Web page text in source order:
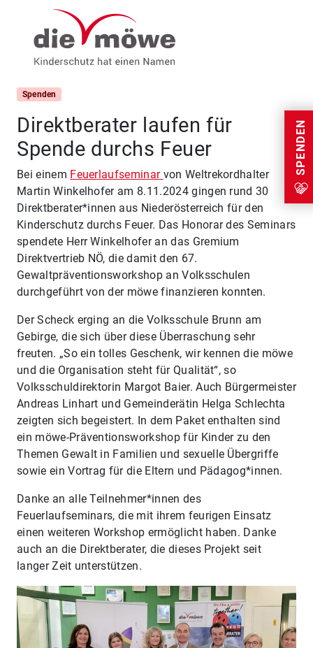
Weiter zum Inhalt
SPENDEN
Spenden
Direktberater laufen für
Spende durchs Feuer
Bei einem Feuerlaufseminar von Weltrekordhalter
Martin Winkelhofer am 8.11.2024 gingen rund 30
Direktberater*innen aus Niederösterreich für den
Kinderschutz durchs Feuer. Das Honorar des Seminars
spendete Herr Winkelhofer an das Gremium
Direktvertrieb NÖ, die damit den 67.
Gewaltpräventionsworkshop an Volksschulen
durchgeführt von der möwe finanzieren konnten.
Der Scheck erging an die Volksschule Brunn am
Gebirge, die sich über diese Überraschung sehr
freuten. „So ein tolles Geschenk, wir kennen die möwe
und die Organisation steht für Qualität“, so
Volksschuldirektorin Margot Baier. Auch Bürgermeister
Andreas Linhart und Gemeinderätin Helga Schlechta
zeigten sich begeistert. In dem Paket enthalten sind
ein möwe-Präventionsworkshop für Kinder zu den
Themen Gewalt in Familien und sexuelle Übergriffe
sowie ein Vortrag für die Eltern und Pädagog*innen.
Danke an alle Teilnehmer*innen des
Feuerlaufseminars, die mit ihrem feurigen Einsatz
einen weiteren Workshop ermöglicht haben. Danke
auch an die Direktberater, die dieses Projekt seit
langer Zeit unterstützen.